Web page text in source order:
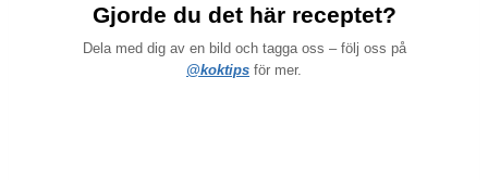
Gjorde du det här receptet?
Dela med dig av en bild och tagga oss – följ oss på
@koktips för mer.